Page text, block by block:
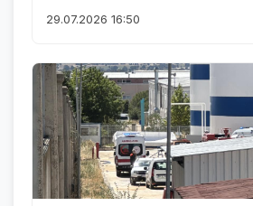
29.07.2026 16:50